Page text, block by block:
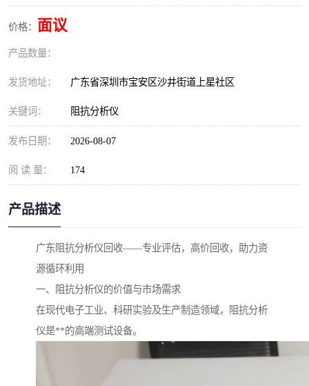
价格： 面议
产品数量：
发货地址： 广东省深圳市宝安区沙井街道上星社区
关键词： 阻抗分析仪
发布日期： 2026-08-07
阅 读 量： 174
产品描述
广东阻抗分析仪回收——专业评估，高价回收，助力资
源循环利用
一、阻抗分析仪的价值与市场需求
在现代电子工业、科研实验及生产制造领域，阻抗分析
仪是**的高端测试设备。